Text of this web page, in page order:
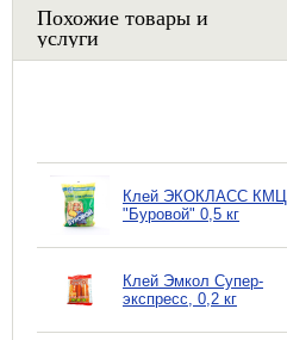
Похожие товары и
услуги
Клей ЭКОКЛАСС КМЦ
"Буровой" 0,5 кг
Клей Эмкол Супер-
экспресс, 0,2 кг